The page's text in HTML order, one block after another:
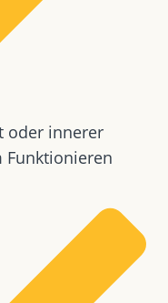
oder innerer
Funktionieren